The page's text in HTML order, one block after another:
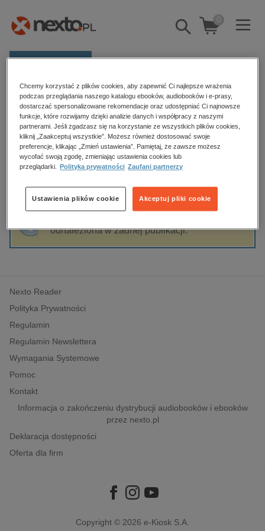
Pokaż/schowaj
wyszukiwarkę
0
Kategorie
Zobacz wszystkie E-prasa
budownictwo, aranżacja wnętrz
biznesowe, branżowe, gospodarka
dzienniki
edukacja
hobby, sport, rozrywka
komputery, internet, technologie, informatyka
polityka, społeczno-informacyjne
psychologiczne
inne
popularno-naukowe
historia
Strona główna Alicja Grzesiak
Alicja Grzesiak
Sortowanie Filtrowanie
odnaleziona w żadnej publikacji.
Nexto Reader
Polityka Prywatności
Regulamin
Regulamin Newslettera
Wymagania Systemowe
Pomoc
Kontakt
Informacja o zakończeniu dystrybucji audiobooków i ebooków
przez nexto.pl
Deklaracja dostępności
Oferta dla firm
Copyright © 2026 e-Kiosk S.A.
Chcemy korzystać z plików cookies, aby zapewnić Ci najlepsze wrażenia
podczas przeglądania naszego katalogu ebooków, audiobooków i e-prasy,
dostarczać spersonalizowane rekomendacje oraz udostępniać Ci najnowsze
funkcje, które rozwijamy dzięki analizie danych i współpracy z naszymi
partnerami. Jeśli zgadzasz się na korzystanie ze wszystkich plików cookies,
kliknij „Zaakceptuj wszystkie”. Możesz również dostosować swoje
preferencje, klikając „Zmień ustawienia”. Pamiętaj, że zawsze możesz
wycofać swoją zgodę, zmieniając ustawienia cookies lub
przeglądarki.
Polityka prywatności Zaufani partnerzy
Akceptuj pliki cookie
Ustawienia plików cookie